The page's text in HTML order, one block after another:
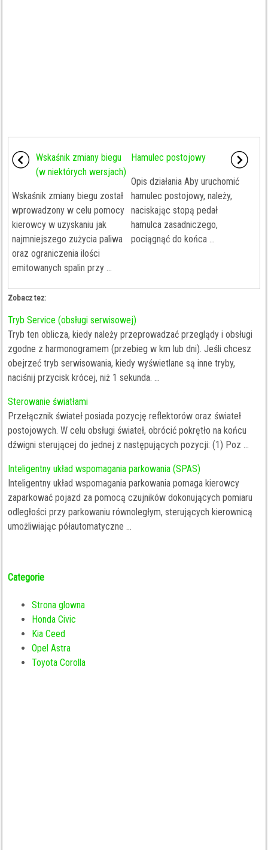
Wskaśnik zmiany biegu
(w niektórych wersjach)
Wskaśnik zmiany biegu został
wprowadzony w celu pomocy
kierowcy w uzyskaniu jak
najmniejszego zużycia paliwa
oraz ograniczenia ilości
emitowanych spalin przy ...
Hamulec postojowy
Opis działania Aby uruchomić
hamulec postojowy, należy,
naciskając stopą pedał
hamulca zasadniczego,
pociągnąć do końca ...
Zobacz tez:
Tryb Service (obsługi serwisowej)
Tryb ten oblicza, kiedy należy przeprowadzać przeglądy i obsługi
zgodne z harmonogramem (przebieg w km lub dni). Jeśli chcesz
obejrzeć tryb serwisowania, kiedy wyświetlane są inne tryby,
naciśnij przycisk krócej, niż 1 sekunda. ...
Sterowanie światłami
Przełącznik świateł posiada pozycję reflektorów oraz świateł
postojowych. W celu obsługi świateł, obrócić pokrętło na końcu
dźwigni sterującej do jednej z następujących pozycji: (1) Poz ...
Inteligentny układ wspomagania parkowania (SPAS)
Inteligentny układ wspomagania parkowania pomaga kierowcy
zaparkować pojazd za pomocą czujników dokonujących pomiaru
odległości przy parkowaniu równoległym, sterujących kierownicą
umożliwiając półautomatyczne ...
Categorie
Strona glowna
Honda Civic
Kia Ceed
Opel Astra
Toyota Corolla